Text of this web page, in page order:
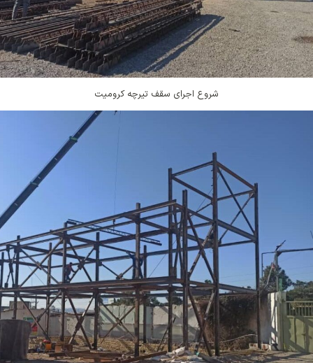
شروع اجرای سقف تیرچه کرومیت